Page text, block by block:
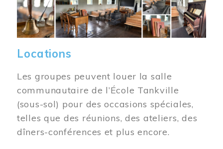
Locations
Les groupes peuvent louer la salle
communautaire de l’École Tankville
(sous-sol) pour des occasions spéciales,
telles que des réunions, des ateliers, des
dîners-conférences et plus encore.